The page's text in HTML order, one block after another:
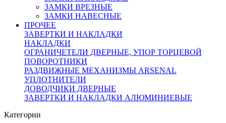
ЗАМКИ ВРЕЗНЫЕ
ЗАМКИ НАВЕСНЫЕ
ПРОЧЕЕ
ЗАВЕРТКИ И НАКЛАДКИ
НАКЛАДКИ
ОГРАНИЧЕТЕЛИ ДВЕРНЫЕ, УПОР ТОРЦЕВОЙ
ПОВОРОТНИКИ
РАЗДВИЖНЫЕ МЕХАНИЗМЫ ARSENAL
УПЛОТНИТЕЛИ
ДОВОДЧИКИ ДВЕРНЫЕ
ЗАВЕРТКИ И НАКЛАДКИ АЛЮМИНИЕВЫЕ
Категории